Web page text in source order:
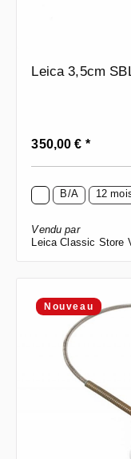
Leica 3,5cm
Prix régulier :
350,00 € *
B/A 12
Vendu par
Leica Classic Store
Nouveau